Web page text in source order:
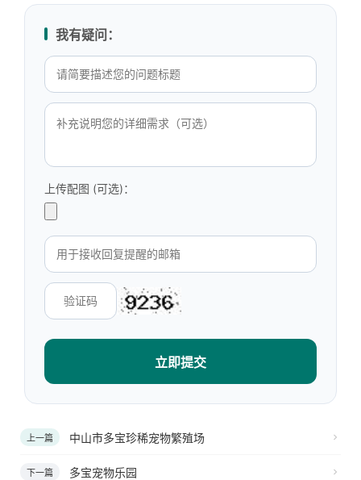
我有疑问：
上传配图 (可选)：
立即提交
上一篇 中山市多宝珍稀宠物繁殖场
下一篇 多宝宠物乐园